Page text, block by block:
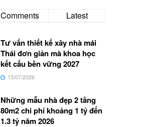
Comments Latest
Tư vấn thiết kế xây nhà mái
Thái đơn giản mà khoa học
kết cấu bền vững 2027
13/07/2026
Những mẫu nhà đẹp 2 tầng
80m2 chi phí khoảng 1 tỷ đến
1.3 tỷ năm 2026